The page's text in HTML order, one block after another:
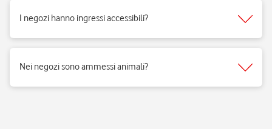
I negozi hanno ingressi accessibili?
Nei negozi sono ammessi animali?